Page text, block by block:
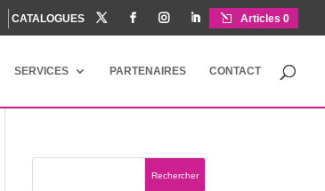
CATALOGUES     Articles 0
SERVICES PARTENAIRES CONTACT